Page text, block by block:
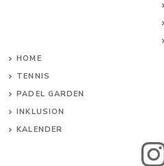
HOME
TENNIS
PADEL GARDEN
INKLUSION
KALENDER